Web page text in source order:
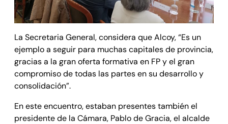
La Secretaria General, considera que Alcoy, “Es un
ejemplo a seguir para muchas capitales de provincia,
gracias a la gran oferta formativa en FP y el gran
compromiso de todas las partes en su desarrollo y
consolidación”.
En este encuentro, estaban presentes también el
presidente de la Cámara, Pablo de Gracia, el alcalde